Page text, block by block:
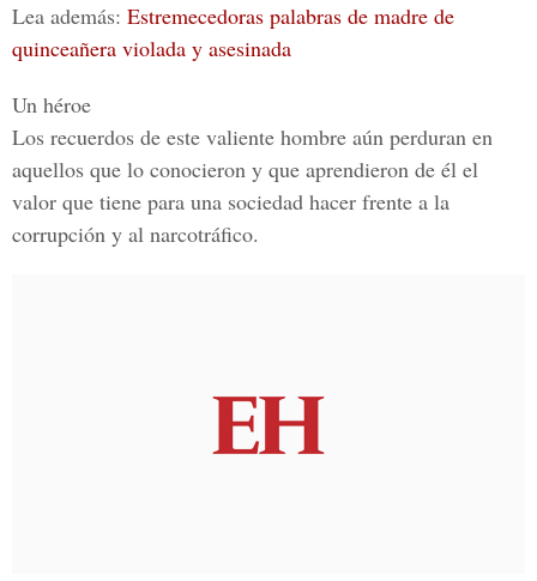
Lea además: Estremecedoras palabras de madre de
quinceañera violada y asesinada
Un héroe
Los recuerdos de este valiente hombre aún perduran en
aquellos que lo conocieron y que aprendieron de él el
valor que tiene para una sociedad hacer frente a la
corrupción y al narcotráfico.